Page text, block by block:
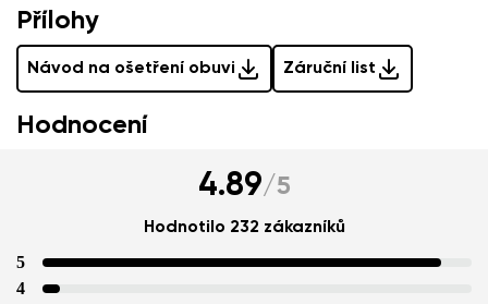
Přílohy
Návod na ošetření obuvi Záruční list
Hodnocení
4.89/5
Hodnotilo 232 zákazníků
5
4